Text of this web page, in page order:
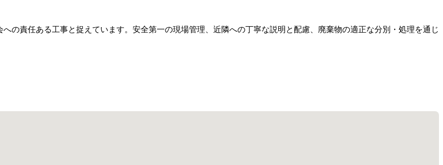
の責任ある工事と捉えています。安全第一の現場管理、近隣への丁寧な説明と配慮、廃棄物の適正な分別・処理を通じ